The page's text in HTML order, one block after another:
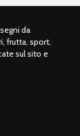
da
frutta, sport,
sul sito e